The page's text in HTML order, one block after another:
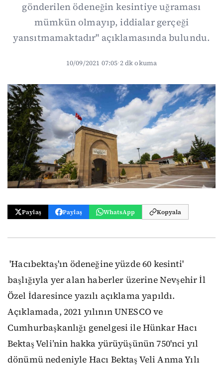
gönderilen ödeneğin kesintiye uğraması
mümkün olmayıp, iddialar gerçeği
yansıtmamaktadır" açıklamasında bulundu.
10/09/2021 07:05·2 dk okuma
Paylaş Paylaş WhatsApp Kopyala
'Hacıbektaş'ın ödeneğine yüzde 60 kesinti'
başlığıyla yer alan haberler üzerine Nevşehir İl
Özel İdaresince yazılı açıklama yapıldı.
Açıklamada, 2021 yılının UNESCO ve
Cumhurbaşkanlığı genelgesi ile Hünkar Hacı
Bektaş Veli’nin hakka yürüyüşünün 750'nci yıl
dönümü nedeniyle Hacı Bektaş Veli Anma Yılı